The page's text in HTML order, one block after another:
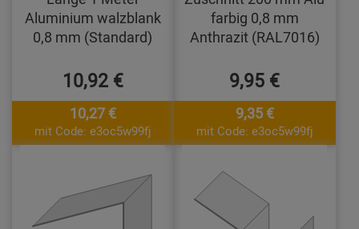
Aluminium walzblank
0,8 mm (Standard)
10,92 €
10,27 €
mit Code: e3oc5w99fj
farbig 0,8 mm
Anthrazit (RAL7016)
9,95 €
9,35 €
mit Code: e3oc5w99fj